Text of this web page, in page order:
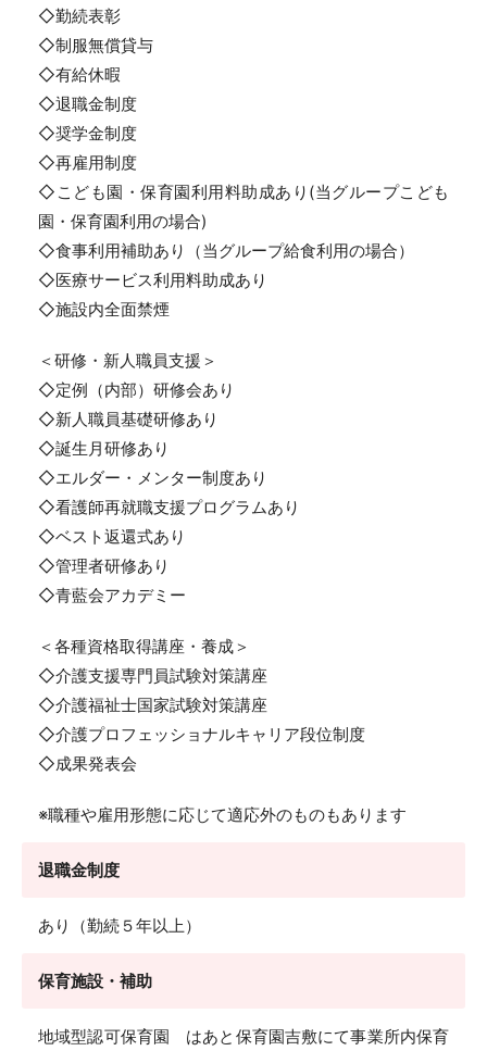
◇勤続表彰
◇制服無償貸与
◇有給休暇
◇退職金制度
◇奨学金制度
◇再雇用制度
◇こども園・保育園利用料助成あり(当グループこども
園・保育園利用の場合)
◇食事利用補助あり（当グループ給食利用の場合）
◇医療サービス利用料助成あり
◇施設内全面禁煙
＜研修・新人職員支援＞
◇定例（内部）研修会あり
◇新人職員基礎研修あり
◇誕生月研修あり
◇エルダー・メンター制度あり
◇看護師再就職支援プログラムあり
◇ベスト返還式あり
◇管理者研修あり
◇青藍会アカデミー
＜各種資格取得講座・養成＞
◇介護支援専門員試験対策講座
◇介護福祉士国家試験対策講座
◇介護プロフェッショナルキャリア段位制度
◇成果発表会
※職種や雇用形態に応じて適応外のものもあります
退職金制度
あり（勤続５年以上）
保育施設・補助
地域型認可保育園 はあと保育園吉敷にて事業所内保育